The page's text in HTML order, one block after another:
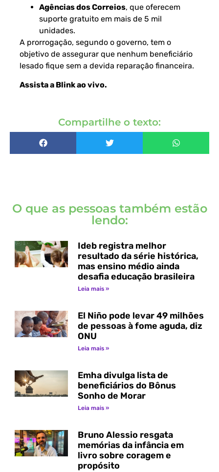
Agências dos Correios, que oferecem
suporte gratuito em mais de 5 mil
unidades.
A prorrogação, segundo o governo, tem o
objetivo de assegurar que nenhum beneficiário
lesado fique sem a devida reparação financeira.
Assista a Blink ao vivo.
Compartilhe o texto:
O que as pessoas também estão
lendo:
Ideb registra melhor
resultado da série histórica,
mas ensino médio ainda
desafia educação brasileira
Leia mais »
El Niño pode levar 49 milhões
de pessoas à fome aguda, diz
ONU
Leia mais »
Emha divulga lista de
beneficiários do Bônus
Sonho de Morar
Leia mais »
Bruno Alessio resgata
memórias da infância em
livro sobre coragem e
propósito